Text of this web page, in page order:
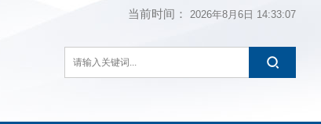
当前时间： 2026年8月6日 14:33:08